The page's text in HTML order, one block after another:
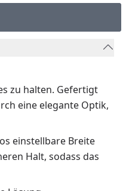
zu halten. Gefertigt
eine elegante Optik,
einstellbare Breite
Halt, sodass das